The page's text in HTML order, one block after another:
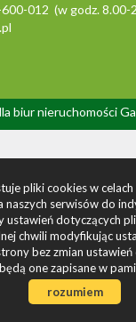
600-012 (w godz.
biur nieruchomości
pliki cookies w
naszych serwisów do
ustawień dotyczących
chwili modyfikując
bez zmian
one zapisane w
rozumiem